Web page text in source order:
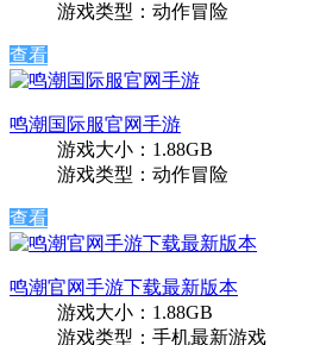
游戏类型：动作冒险
查看
鸣潮国际服官网手游
游戏大小：1.88GB
游戏类型：动作冒险
查看
鸣潮官网手游下载最新版本
游戏大小：1.88GB
游戏类型：手机最新游戏